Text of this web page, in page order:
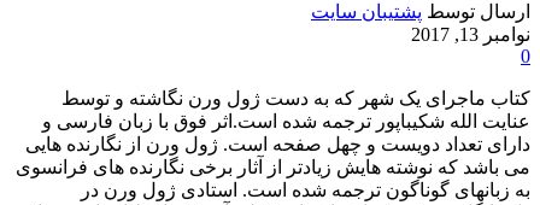
ارسال توسط پشتیبان سایت
نوامبر 13, 2017
0
کتاب ماجرای یک شهر که به دست ژول ورن نگاشته و توسط
عنایت الله شکیباپور ترجمه شده است.اثر فوق با زبان فارسی و
دارای تعداد دویست و چهل صفحه است. ژول ورن از نگارنده هایی
می باشد که نوشته هایش زیادتر از آثار برخی نگارنده های فرانسوی
به زبانهای گوناگون ترجمه شده است. استادی ژول ورن در